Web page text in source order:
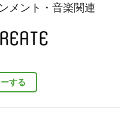
する
メント・音楽関連